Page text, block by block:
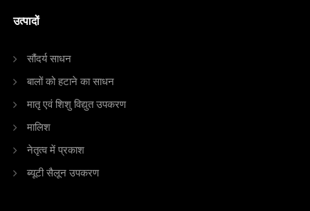
उत्पादों
सौंदर्य साधन
बालों को हटाने का साधन
मातृ एवं शिशु विद्युत उपकरण
मालिश
नेतृत्व में प्रकाश
ब्यूटी सैलून उपकरण